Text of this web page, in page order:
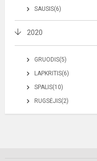
SAUSIS(6)
2020
GRUODIS(5)
LAPKRITIS(6)
SPALIS(10)
RUGSĖJIS(2)